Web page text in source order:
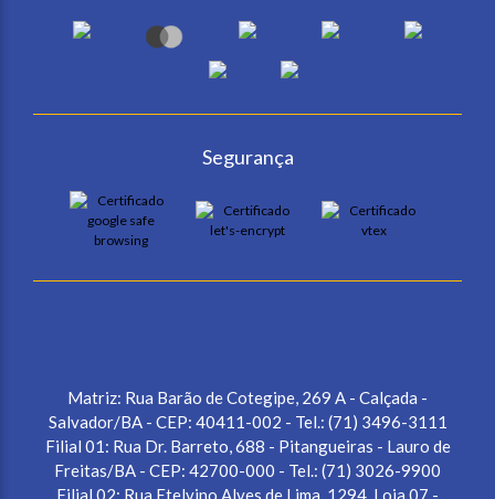
Segurança
Matriz: Rua Barão de Cotegipe, 269 A - Calçada -
Salvador/BA - CEP: 40411-002 - Tel.: (71) 3496-3111
Filial 01: Rua Dr. Barreto, 688 - Pitangueiras - Lauro de
Freitas/BA - CEP: 42700-000 - Tel.: (71) 3026-9900
Filial 02: Rua Etelvino Alves de Lima, 1294, Loja 07 -